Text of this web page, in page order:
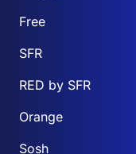
Free
SFR
RED by SFR
Orange
Sosh